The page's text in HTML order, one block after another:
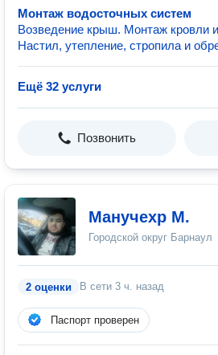
Монтаж водосточных систем
Возведение крыш. Монтаж кровли
Настил, утепление, стропила и
Ещё 32 услуги
Позвонить
Манучехр М.
Городской округ Барнаул
2 оценки В сети 3 ч. назад
Паспорт проверен